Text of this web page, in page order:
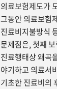
의료보험제도가
그동안 의료보험
진료비지불방식
문제점은, 첫째
진료행태상 왜곡
야기하고 의료서
기초한 진료비의